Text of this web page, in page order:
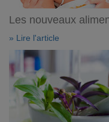
Les nouveaux
» Lire l'article